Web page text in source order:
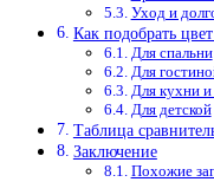
Уход и
Как подобрать
Для спальни
Для
Для кухни и
Для детской
Таблица
Заключение
Похожие